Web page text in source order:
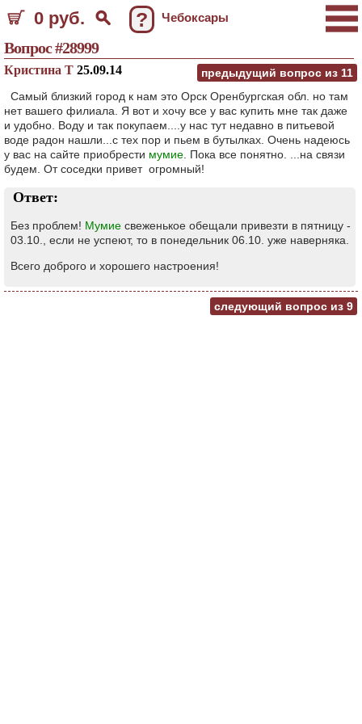
0 руб. ? Чебоксары
Вопрос #28999
предыдущий вопрос из 11
Кристина Т 25.09.14
Самый близкий город к нам это Орск Оренбургская обл. но там
нет вашего филиала. Я вот и хочу все у вас купить мне так даже
и удобно. Воду и так покупаем....у нас тут недавно в питьевой
воде радон нашли...с тех пор и пьем в бутылках. Очень надеюсь
у вас на сайте приобрести мумие . Пока все понятно. ...на связи
будем. От соседки привет огромный!
Ответ:
Без проблем! Мумие свеженькое обещали привезти в пятницу -
03.10., если не успеют, то в понедельник 06.10. уже наверняка.
Всего доброго и хорошего настроения!
следующий вопрос из 9